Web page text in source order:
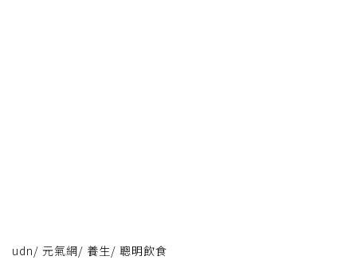
udn/ 元氣網/ 養生/ 聰明飲食